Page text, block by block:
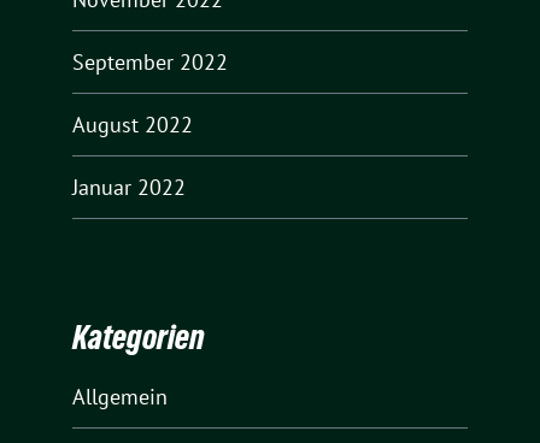
September 2022
August 2022
Januar 2022
Kategorien
Allgemein